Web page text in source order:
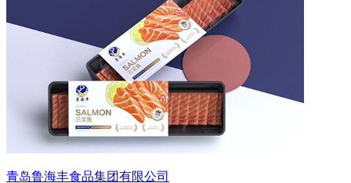
青岛鲁海丰食品集团有限公司